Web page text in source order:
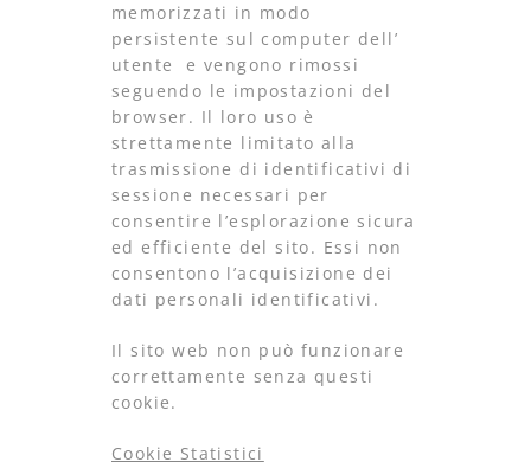
memorizzati in modo
persistente sul computer dell’
utente e vengono rimossi
seguendo le impostazioni del
browser. Il loro uso è
strettamente limitato alla
trasmissione di identificativi di
sessione necessari per
consentire l’esplorazione sicura
ed efficiente del sito. Essi non
consentono l’acquisizione dei
dati personali identificativi.
Il sito web non può funzionare
correttamente senza questi
cookie.
Cookie Statistici